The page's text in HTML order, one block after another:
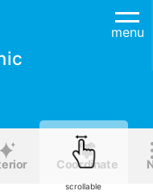
menu
Coordinate